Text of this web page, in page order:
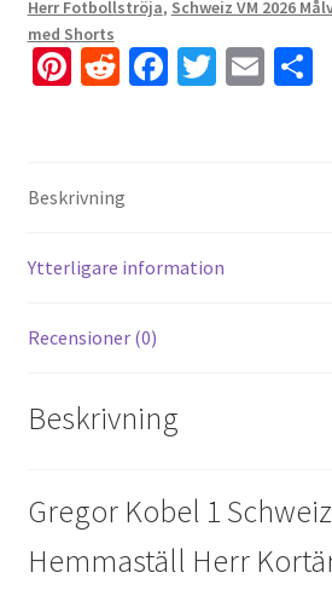
Herr Fotbollströja, Schweiz VM 2026
med Shorts
Pi
es
t
R
di
t
Fa
k
T E D
Beskrivning
Ytterligare information
Recensioner (0)
Beskrivning
Gregor Kobel 1
Hemmaställ Herr